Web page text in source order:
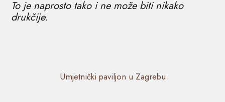
To je naprosto tako i ne može biti nikako
drukčije.
Umjetnički paviljon u Zagrebu